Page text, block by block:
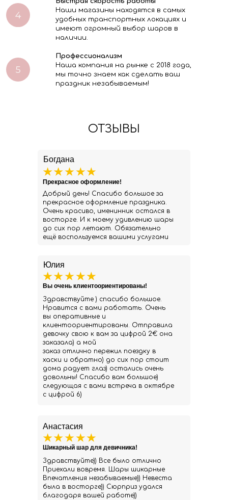
Наши магазины находятся в самых
удобных транспортных локациях и
имеют огромный выбор шаров в
наличии.
Профессионализм
Наша компания на рынке с 2018 года,
мы точно знаем как сделать ваш
праздник незабываемым!
ОТЗЫВЫ
Юлия
Здравствуйте ) спасибо большое.
Нравится с вами работать. Очень
вы оперативные и
клиентоориентированы. Отправила
девочку свою к вам за цифрой 2€ она
заказала) а мой
заказ отлично пережил поездку в
хаски и обратно) до сих пор стоит
дома радует глаз) остались очень
довольны! Спасибо вам большое)
следующая с вами встреча в октябре
с цифрой 6)
Вы очень клиентоориентированы!
Анастасия
Здравствуйте)) Все было отлично
Приехали вовремя. Шары шикарные
Впечатления незабываемые)) Невеста
была в восторге)) Сюрприз удался
благодаря вашей работе))
Шикарный шар для девичника!
Богдана
Добрый день! Спасибо большое за
прекрасное оформление праздника.
Очень красиво, именинник остался в
восторге. И к моему удивлению шары
до сих пор летают. Обязательно
ещё воспользуемся вашими услугами
Прекрасное оформление!